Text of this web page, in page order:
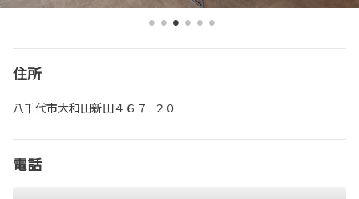
住所
八千代市大和田新田４６７−２０
電話